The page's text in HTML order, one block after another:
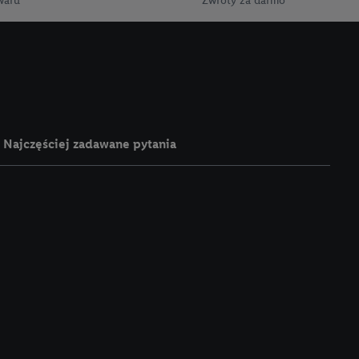
Najczęściej zadawane pytania
celach, w tym na
danych i prawo
cele
identyfikacja
za
cyfrowego i:
lub łączenia
ograniczonych